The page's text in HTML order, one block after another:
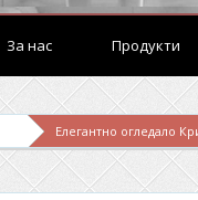
За нас Продукти
Елегантно огледало